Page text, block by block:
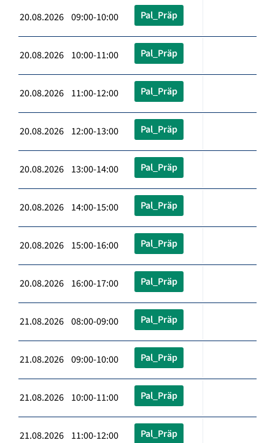
20.08.2026 09:00-10:00 Pal_Präp
20.08.2026 10:00-11:00 Pal_Präp
20.08.2026 11:00-12:00 Pal_Präp
20.08.2026 12:00-13:00 Pal_Präp
20.08.2026 13:00-14:00 Pal_Präp
20.08.2026 14:00-15:00 Pal_Präp
20.08.2026 15:00-16:00 Pal_Präp
20.08.2026 16:00-17:00 Pal_Präp
21.08.2026 08:00-09:00 Pal_Präp
21.08.2026 09:00-10:00 Pal_Präp
21.08.2026 10:00-11:00 Pal_Präp
21.08.2026 11:00-12:00 Pal_Präp